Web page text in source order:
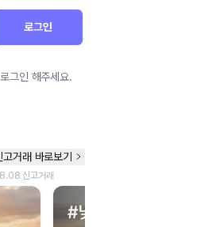
로그인
로그인 해주세요.